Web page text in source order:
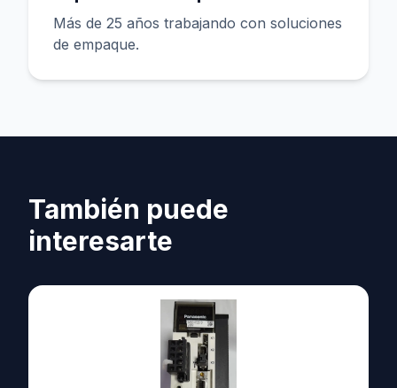
Más de 25 años trabajando con soluciones
de empaque.
También puede
interesarte